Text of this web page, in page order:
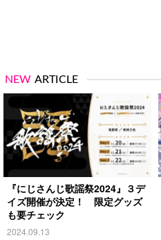
NEW ARTICLE
『にじさんじ歌謡祭2024』３デ
イズ開催が決定！ 限定グッズ
も要チェック
2024.09.13